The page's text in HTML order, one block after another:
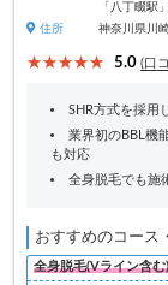
「八丁畷駅
住所
神奈川県川
5.0 (口
SHR方式を採用
業界初のBBL機
も対応
全身脱毛でも施
おすすめのコース
全身脱毛(Vライン含む)